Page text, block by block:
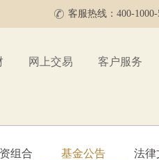
客服热线：400-1000-
网上交易 客户服务
组合 基金公告 法律